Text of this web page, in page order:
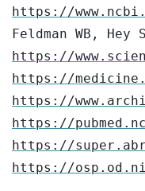
https://
Feldman WB,
https://
https://
https://
https://
https://
https://